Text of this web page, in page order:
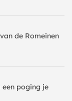
de Romeinen
een poging je